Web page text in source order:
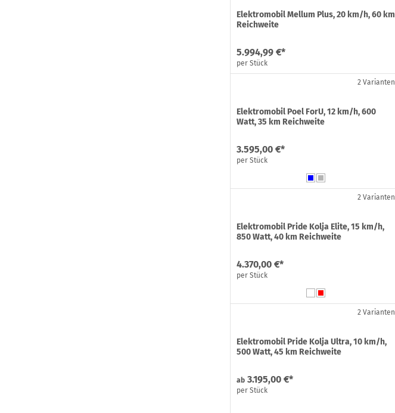
Elektromobil Mellum Plus, 20 km/h, 60 km
Reichweite
5.994,99 €*
per Stück
2 Varianten
Elektromobil Poel ForU, 12 km/h, 600
Watt, 35 km Reichweite
3.595,00 €*
per Stück
2 Varianten
Elektromobil Pride Kolja Elite, 15 km/h,
850 Watt, 40 km Reichweite
4.370,00 €*
per Stück
2 Varianten
Elektromobil Pride Kolja Ultra, 10 km/h,
500 Watt, 45 km Reichweite
ab 3.195,00 €*
per Stück